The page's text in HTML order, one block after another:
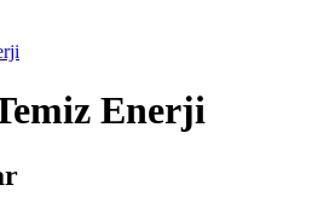
Enerji